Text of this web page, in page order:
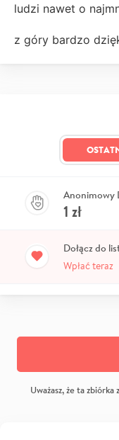
ludzi nawet o
z góry bardzo
Anonimowy
1 zł
Dołącz do
Wpłać teraz
Uważasz, że ta zbiórka